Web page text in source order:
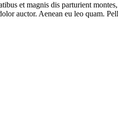
et magnis dis parturient
auctor. Aenean eu leo quam.